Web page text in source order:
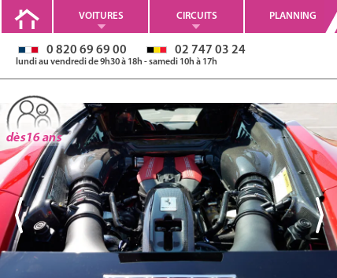
VOITURES CIRCUITS PLANNING
0 820 69 69 00 02 747 03 24
lundi au vendredi de 9h30 à 18h - samedi 10h à 17h